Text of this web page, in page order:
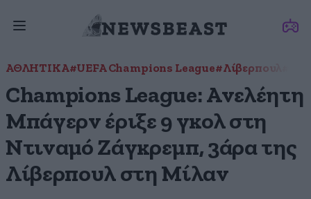
ΑΘΛΗΤΙΚΑ#UEFA Champions League#Λίβερπουλ
Champions League: Ανελέητη
Μπάγερν έριξε 9 γκολ στη
Ντιναμό Ζάγκρεμπ, 3άρα της
Λίβερπουλ στη Μίλαν